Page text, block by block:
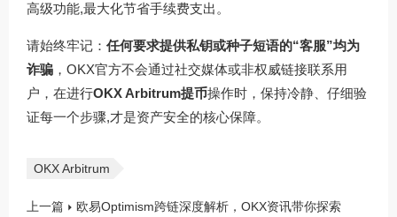
高级功能,最大化节省手续费支出。
请始终牢记： 任何要求提供私钥或种子短语的“客服”均为
诈骗 ，OKX官方不会通过社交媒体或非权威链接联系用
户，在进行OKX Arbitrum提币操作时，保持冷静、仔细验
证每一个步骤,才是资产安全的核心保障。
OKX Arbitrum
上一篇
欧易Optimism跨链深度解析，OKX资讯带你探索